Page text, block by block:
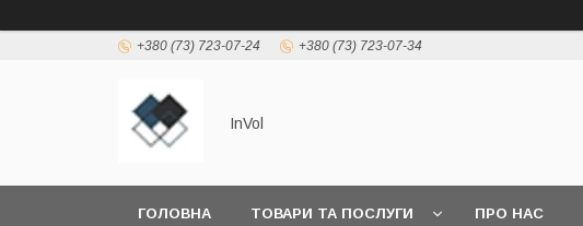
+380 (73) 723-07-24 +380 (73) 723-07-34
InVol
ГОЛОВНА ТОВАРИ ТА ПОСЛУГИ ПРО НАС